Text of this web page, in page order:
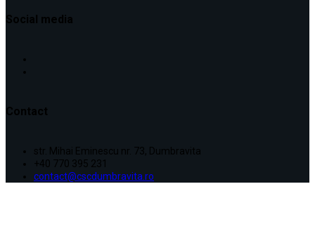
Social media
Contact
str. Mihai Eminescu nr. 73, Dumbravita
+40 770 395 231
contact@cscdumbravita.ro